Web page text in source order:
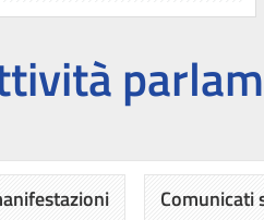
Comunicati